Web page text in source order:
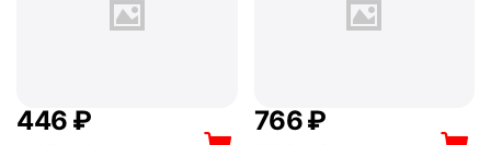
‍446‍ ₽ ‍766‍₽